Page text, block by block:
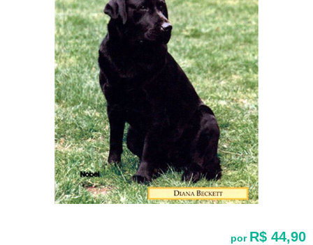
por R$ 44,90